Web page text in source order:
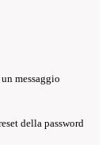
messaggio
della password